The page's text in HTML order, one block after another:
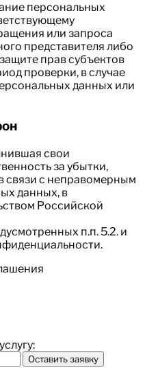
персональных
или запроса
представителя либо
прав субъектов
проверки, в случае
данных или
свои
за убытки,
связи с неправомерным
данных, в
Российской
п.п. 5.2. и
Оставить заявку